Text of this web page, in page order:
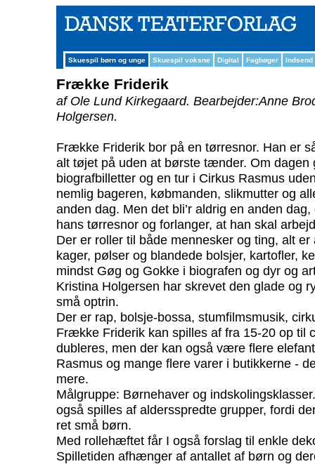
Skuespil børn og unge Skuespil voksne Digital Fagbøger Indsend
Frække Friderik
af Ole Lund Kirkegaard. Bearbejder:Anne
Holgersen.
Frække Friderik bor på en tørresnor. Han er
alt tøjet på uden at børste tænder. Om dagen
biografbilletter og en tur i Cirkus Rasmus
nemlig bageren, købmanden, slikmutter og
anden dag. Men det bli’r aldrig en anden
hans tørresnor og forlanger, at han skal
Der er roller til både mennesker og ting, alt
kager, pølser og blandede bolsjer, kartofler,
mindst Gøg og Gokke i biografen og dyr og
Kristina Holgersen har skrevet den glade og
små optrin.
Der er rap, bolsje-bossa, stumfilmsmusik,
Frække Friderik kan spilles af fra 15-20 op til
dubleres, men der kan også være flere
Rasmus og mange flere varer i butikkerne -
mere.
Målgruppe: Børnehaver og
også spilles af aldersspredte grupper, fordi
ret små børn.
Med rollehæftet får I også forslag til enkle
Spilletiden afhænger af antallet af børn og